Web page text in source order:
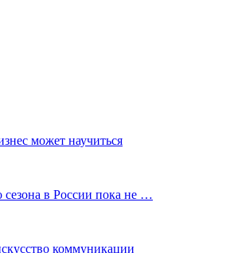
может научиться
сезона в России пока не …
коммуникации